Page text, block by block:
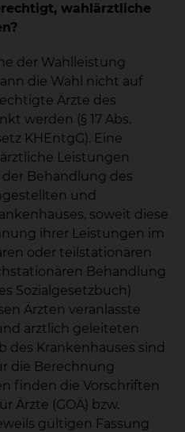
wahlärztliche
der Wahlleistung
die Wahl nicht auf
Ärzte des
werden (§ 17 Abs.
KHEntgG). Eine
Leistungen
Behandlung des
und
soweit diese
ihrer Leistungen im
oder teilstationären
Behandlung
Sozialgesetzbuch)
Ärzten veranlasste
ärztlich geleiteten
des Krankenhauses sind
die Berechnung
finden die Vorschriften
Ärzte (GOÄ) bzw.
gültigen Fassung